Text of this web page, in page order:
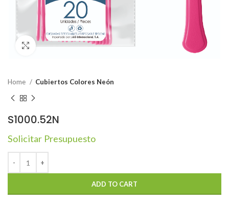
Click to enlarge
Home Cubiertos Colores Neón
S1000.52N
Solicitar Presupuesto
ADD TO CART